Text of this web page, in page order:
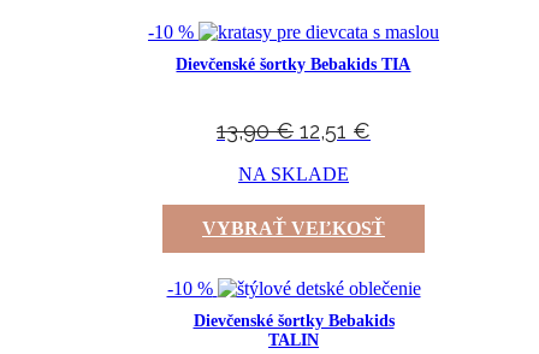
-10 %
Dievčenské šortky Bebakids TIA
13,90€ 12,51 €
NA SKLADE
VYBRAŤ VEĽKOSŤ
-10 %
Dievčenské šortky Bebakids
TALIN